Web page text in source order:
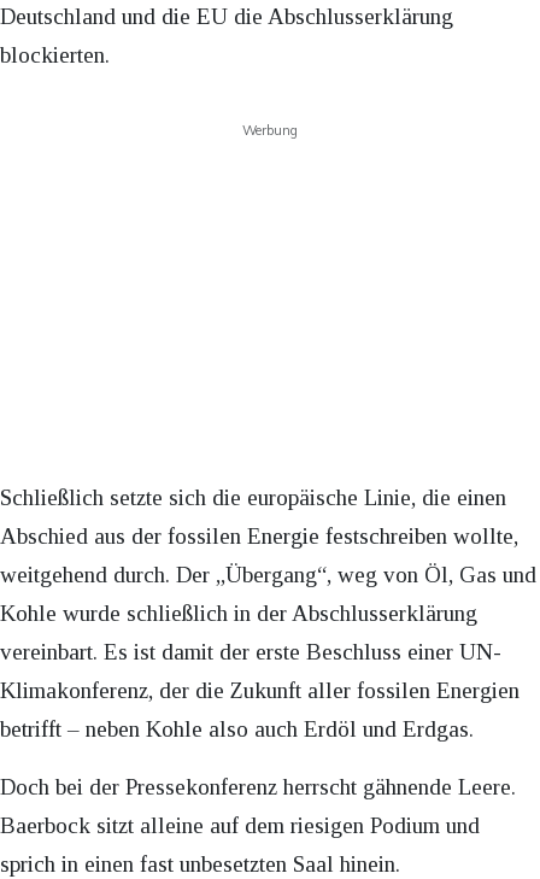
Deutschland und die EU die Abschlusserklärung
blockierten.
Werbung
Schließlich setzte sich die europäische Linie, die einen
Abschied aus der fossilen Energie festschreiben wollte,
weitgehend durch. Der „Übergang“, weg von Öl, Gas und
Kohle wurde schließlich in der Abschlusserklärung
vereinbart. Es ist damit der erste Beschluss einer UN-
Klimakonferenz, der die Zukunft aller fossilen Energien
betrifft – neben Kohle also auch Erdöl und Erdgas.
Doch bei der Pressekonferenz herrscht gähnende Leere.
Baerbock sitzt alleine auf dem riesigen Podium und
sprich in einen fast unbesetzten Saal hinein.